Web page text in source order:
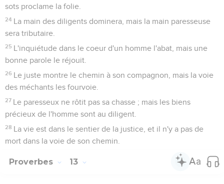
sots proclame la folie.
24 La main des diligents dominera, mais la main paresseuse
sera tributaire.
25 L'inquiétude dans le coeur d'un homme l'abat, mais une
bonne parole le réjouit.
26 Le juste montre le chemin à son compagnon, mais la voie
des méchants les fourvoie.
27 Le paresseux ne rôtit pas sa chasse ; mais les biens
précieux de l'homme sont au diligent.
28 La vie est dans le sentier de la justice, et il n'y a pas de
mort dans la voie de son chemin.
Proverbes 13